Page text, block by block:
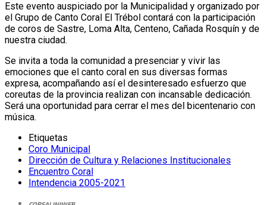
Este evento auspiciado por la Municipalidad y organizado por
el Grupo de Canto Coral El Trébol contará con la participación
de coros de Sastre, Loma Alta, Centeno, Cañada Rosquín y de
nuestra ciudad.
Se invita a toda la comunidad a presenciar y vivir las
emociones que el canto coral en sus diversas formas
expresa, acompañando así el desinteresado esfuerzo que
coreutas de la provincia realizan con incansable dedicación.
Será una oportunidad para cerrar el mes del bicentenario con
música.
Etiquetas
Coro Municipal
Dirección de Cultura y Relaciones Institucionales
Encuentro Coral
Intendencia 2005-2021